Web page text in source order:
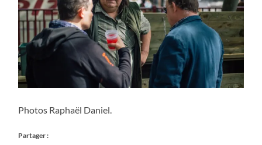
Photos Raphaël Daniel.
Partager :